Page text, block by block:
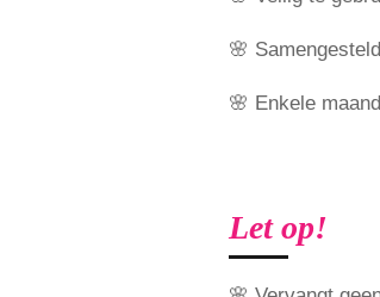
🌸
🌸 Enkele
Let op!